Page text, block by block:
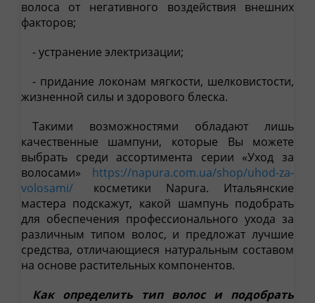
волоса от негативного воздействия внешних
факторов;
- устранение электризации;
- придание локонам мягкости, шелковистости,
жизненной силы и здорового блеска.
Такими возможностями обладают лишь
качественные шампуни, которые Вы можете
выбрать среди ассортимента серии «Уход за
волосами»
https://napura.com.ua/shop/uhod-za-
volosami/
косметики Napura. Итальянские
мастера подскажут, какой шампунь подобрать
для обеспечения профессионального ухода за
различным типом волос, и предложат лучшие
средства, отличающиеся натуральным составом
на основе растительных компонентов.
Как определить тип волос и подобрать